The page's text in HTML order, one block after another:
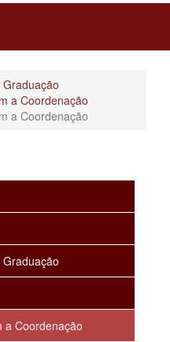
Graduação
a Coordenação
a Coordenação
a Coordenação